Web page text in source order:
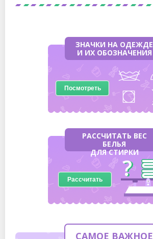
ЗНАЧКИ НА ОДЕЖДЕ
И ИХ ОБОЗНАЧЕНИЯ
Посмотреть
РАССЧИТАТЬ ВЕС
БЕЛЬЯ
ДЛЯ СТИРКИ
Рассчитать
САМОЕ ВАЖНОЕ